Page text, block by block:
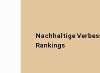
Nachhaltige
Rankings